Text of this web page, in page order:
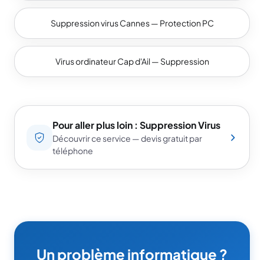
Suppression virus Cannes — Protection PC
Virus ordinateur Cap d'Ail — Suppression
Pour aller plus loin : Suppression Virus
Découvrir ce service — devis gratuit par
téléphone
Un problème informatique ?